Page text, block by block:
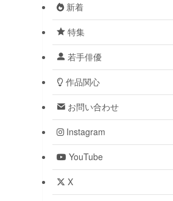
新着
特集
若手俳優
作品関心
お問い合わせ
Instagram
YouTube
X